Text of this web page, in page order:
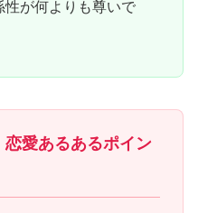
性が何よりも尊いで
愛あるあるポイン